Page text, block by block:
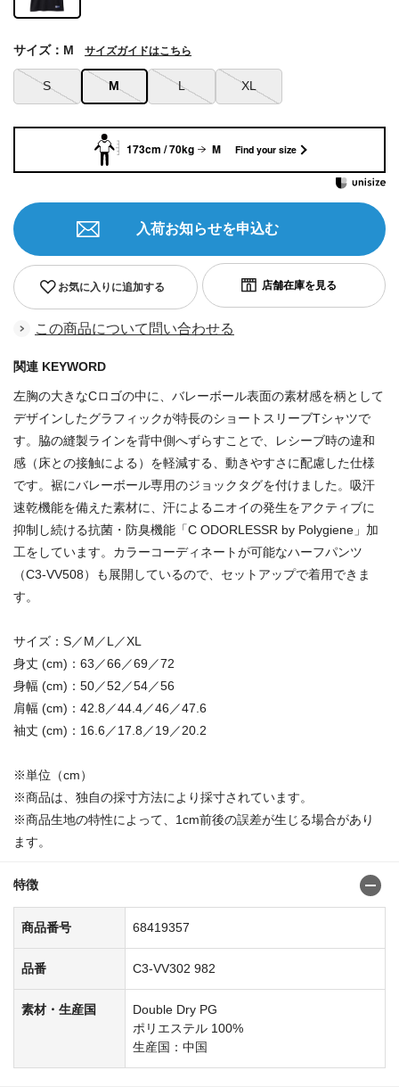
S M L XL
サイズ：M サイズガイドはこちら
お気に入りに追加する
入荷お知らせを申込む
この商品について問い合わせる
関連 KEYWORD
左胸の大きなCロゴの中に、バレーボール表面の素材感を柄として
デザインしたグラフィックが特長のショートスリーブTシャツで
す。脇の縫製ラインを背中側へずらすことで、レシーブ時の違和
感（床との接触による）を軽減する、動きやすさに配慮した仕様
です。裾にバレーボール専用のジョックタグを付けました。吸汗
速乾機能を備えた素材に、汗によるニオイの発生をアクティブに
抑制し続ける抗菌・防臭機能「C ODORLESSR by Polygiene」加
工をしています。カラーコーディネートが可能なハーフパンツ
（C3-VV508）も展開しているので、セットアップで着用できま
す。
サイズ：S／M／L／XL
身丈 (cm)：63／66／69／72
身幅 (cm)：50／52／54／56
肩幅 (cm)：42.8／44.4／46／47.6
袖丈 (cm)：16.6／17.8／19／20.2
※単位（cm）
※商品は、独自の採寸方法により採寸されています。
※商品生地の特性によって、1cm前後の誤差が生じる場合があり
ます。
特徴
商品番号 68419357
品番 C3-VV302 982
素材・生産国
Double Dry PG
ポリエステル 100%
生産国：中国
173cm / 70kg M Find your size